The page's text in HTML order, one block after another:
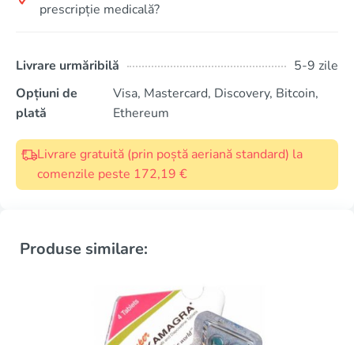
prescripție medicală?
Livrare urmăribilă
5-9 zile
Opțiuni de
plată
Visa, Mastercard, Discovery, Bitcoin,
Ethereum
Livrare gratuită (prin poștă aeriană standard) la
comenzile peste 172,19 €
Produse similare: